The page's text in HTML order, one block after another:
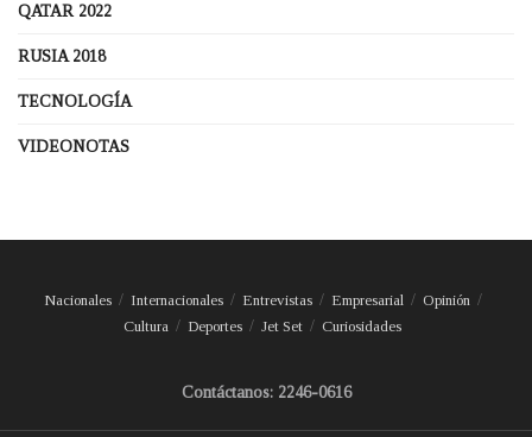
QATAR 2022
RUSIA 2018
TECNOLOGÍA
VIDEONOTAS
Nacionales Internacionales Entrevistas Empresarial
Opinión
Cultura
Deportes Jet Set Curiosidades
Contáctanos: 2246-0616